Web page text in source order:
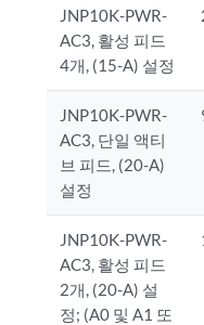
JNP10K-PWR-
AC3, 활성 피드
4개, (15-A) 설정
JNP10K-PWR-
AC3, 단일 액티
브 피드, (20-A)
설정
JNP10K-PWR-
AC3, 활성 피드
2개, (20-A) 설
정; (A0 및 A1 또